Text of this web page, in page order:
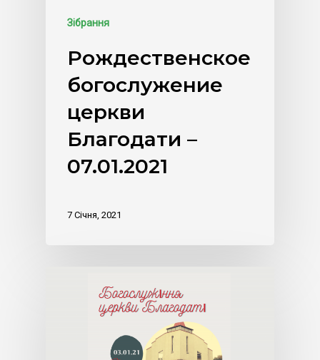
Зібрання
Рождественское
богослужение
церкви
Благодати –
07.01.2021
7 Січня, 2021